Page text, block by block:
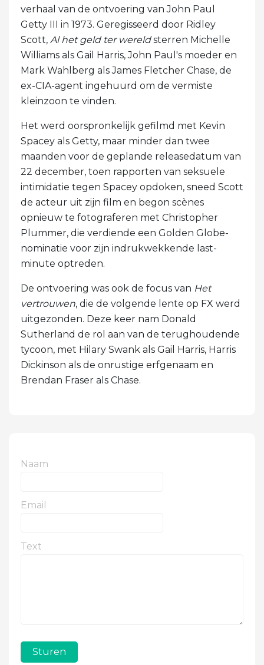
verhaal van de ontvoering van John Paul
Getty III in 1973. Geregisseerd door Ridley
Scott, Al het geld ter wereldsterren Michelle
Williams als Gail Harris, John Paul's moeder en
Mark Wahlberg als James Fletcher Chase, de
ex-CIA-agent ingehuurd om de vermiste
kleinzoon te vinden.
Het werd oorspronkelijk gefilmd met Kevin
Spacey als Getty, maar minder dan twee
maanden voor de geplande releasedatum van
22 december, toen rapporten van seksuele
intimidatie tegen Spacey opdoken, sneed Scott
de acteur uit zijn film en begon scènes
opnieuw te fotograferen met Christopher
Plummer, die verdiende een Golden Globe-
nominatie voor zijn indrukwekkende last-
minute optreden.
De ontvoering was ook de focus van Het
vertrouwen, die de volgende lente op FX werd
uitgezonden. Deze keer nam Donald
Sutherland de rol aan van de terughoudende
tycoon, met Hilary Swank als Gail Harris, Harris
Dickinson als de onrustige erfgenaam en
Brendan Fraser als Chase.
Naam
Email
Text
Sturen